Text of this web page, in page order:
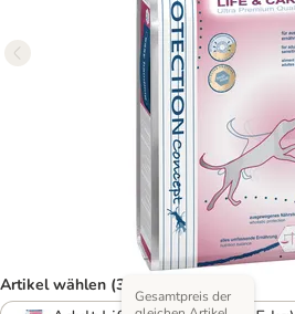
Artikel wählen (3 Varianten)
Gesamtpreis der